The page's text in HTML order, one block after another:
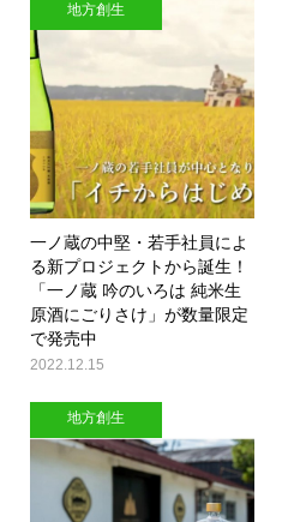
地方創生
一ノ蔵の中堅・若手社員によ
る新プロジェクトから誕生！
「一ノ蔵 吟のいろは 純米生
原酒にごりさけ」が数量限定
で発売中
2022.12.15
地方創生